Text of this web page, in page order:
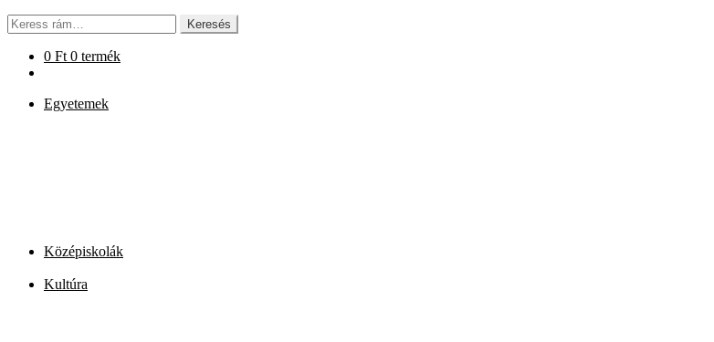
Keresés
a
következőre:
Keresés
0 Ft 0 termék
Egyetemek
Középiskolák
Kultúra